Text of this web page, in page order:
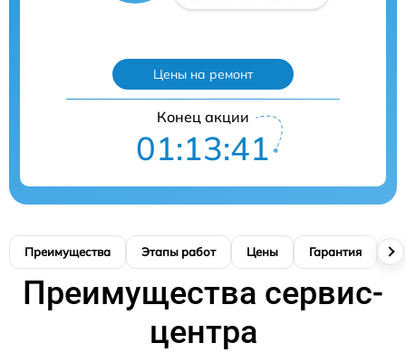
Цены на ремонт
Конец акции
01:13:40
Преимущества Этапы работ Цены Гарантия
Преимущества сервис-
центра